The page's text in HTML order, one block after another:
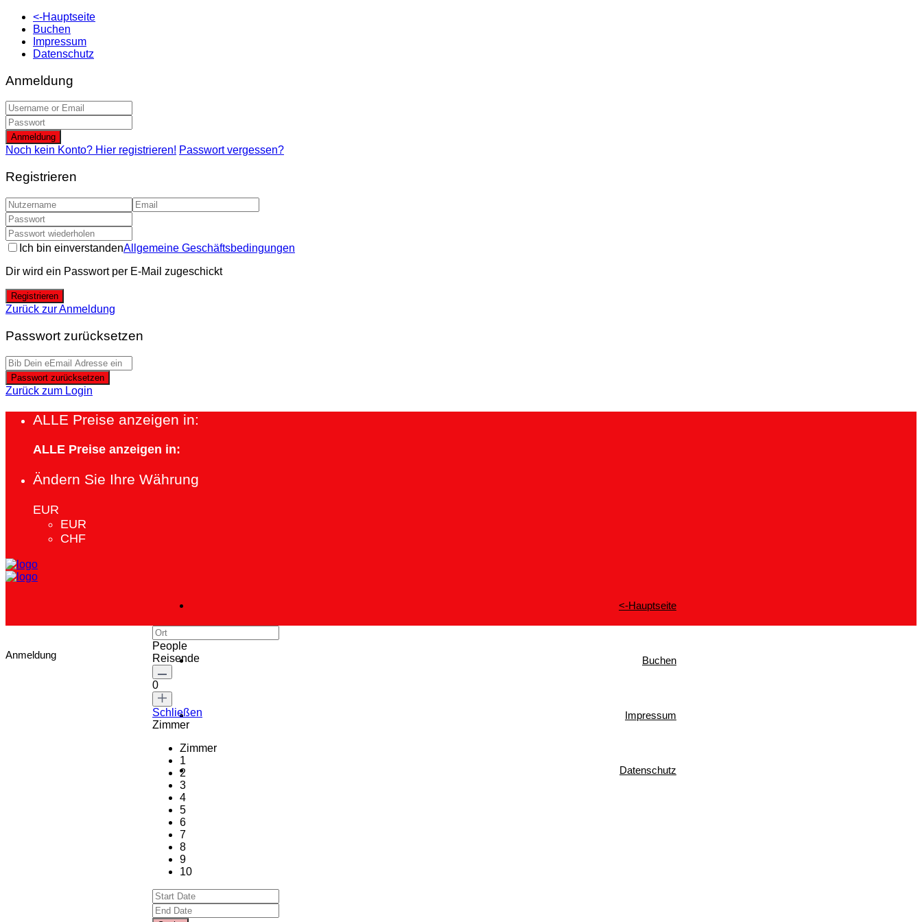
<-Hauptseite
Buchen
Impressum
Datenschutz
Anmeldung
Anmeldung
Noch kein Konto? Hier registrieren! Passwort vergessen?
Registrieren
Ich bin einverstandenAllgemeine Geschäftsbedingungen
Dir wird ein Passwort per E-Mail zugeschickt
Registrieren
Zurück zur Anmeldung
Passwort zurücksetzen
Passwort zurücksetzen
Zurück zum Login
ALLE Preise anzeigen in:
ALLE Preise anzeigen in:
Ändern Sie Ihre Währung
EUR
EUR
CHF
<-Hauptseite
Buchen
Impressum
Datenschutz
Anmeldung
People
Reisende
0
Schließen
Zimmer
Zimmer
1
2
3
4
5
6
7
8
9
10